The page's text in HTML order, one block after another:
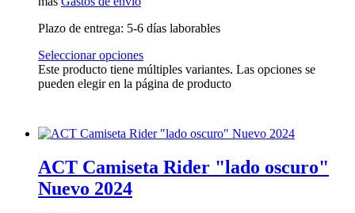
Plazo de entrega: 5-6 días laborables
Seleccionar opciones
Este producto tiene múltiples variantes. Las opciones se
pueden elegir en la página de producto
ACT Camiseta Rider "lado oscuro"
Nuevo 2024